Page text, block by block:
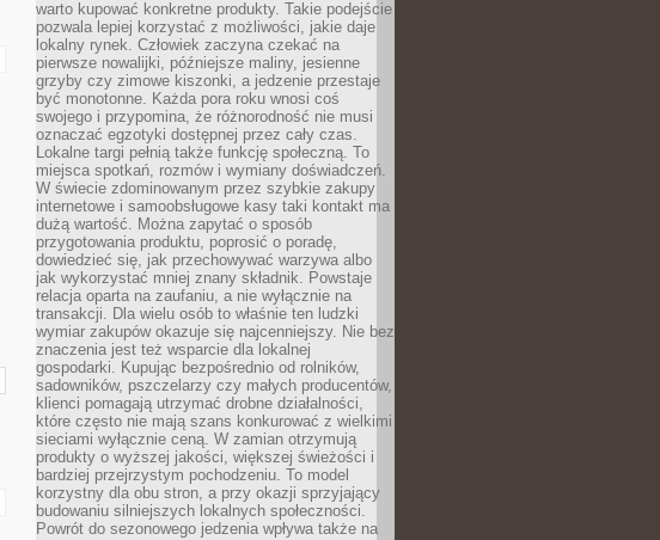
warto kupować konkretne produkty. Takie podejście
pozwala lepiej korzystać z możliwości, jakie daje
lokalny rynek. Człowiek zaczyna czekać na
pierwsze nowalijki, późniejsze maliny, jesienne
grzyby czy zimowe kiszonki, a jedzenie przestaje
być monotonne. Każda pora roku wnosi coś
swojego i przypomina, że różnorodność nie musi
oznaczać egzotyki dostępnej przez cały czas.
Lokalne targi pełnią także funkcję społeczną. To
miejsca spotkań, rozmów i wymiany doświadczeń.
W świecie zdominowanym przez szybkie zakupy
internetowe i samoobsługowe kasy taki kontakt ma
dużą wartość. Można zapytać o sposób
przygotowania produktu, poprosić o poradę,
dowiedzieć się, jak przechowywać warzywa albo
jak wykorzystać mniej znany składnik. Powstaje
relacja oparta na zaufaniu, a nie wyłącznie na
transakcji. Dla wielu osób to właśnie ten ludzki
wymiar zakupów okazuje się najcenniejszy. Nie bez
znaczenia jest też wsparcie dla lokalnej
gospodarki. Kupując bezpośrednio od rolników,
sadowników, pszczelarzy czy małych producentów,
klienci pomagają utrzymać drobne działalności,
które często nie mają szans konkurować z wielkimi
sieciami wyłącznie ceną. W zamian otrzymują
produkty o wyższej jakości, większej świeżości i
bardziej przejrzystym pochodzeniu. To model
korzystny dla obu stron, a przy okazji sprzyjający
budowaniu silniejszych lokalnych społeczności.
Powrót do sezonowego jedzenia wpływa także na